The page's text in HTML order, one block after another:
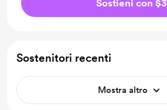
Sostieni con $3
Sostenitori recenti
Mostra altro